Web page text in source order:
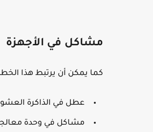
مشاكل في الأجهزة
كما يمكن أن يرتبط هذا
عطل في الذاكرة
مشاكل في وحدة